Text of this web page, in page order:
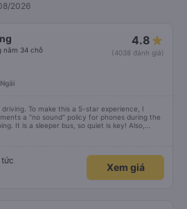
2026
nằm 34 chỗ
4.8
(4038 đánh giá)
To make this a 5-star experience, I
a "no sound" policy for phones during the
It is a sleeper bus, so quiet is key! Also,
clearly inside the cabin for convenience. I
lặng (tắt âm thanh điện thoại) vào ban đêm
khác ngủ. Ngoài ra, nhà xe nên dán sẵn mật
khách dễ dàng sử dụng. Tôi vẫn sẽ tiếp tục ủng
Xem giá